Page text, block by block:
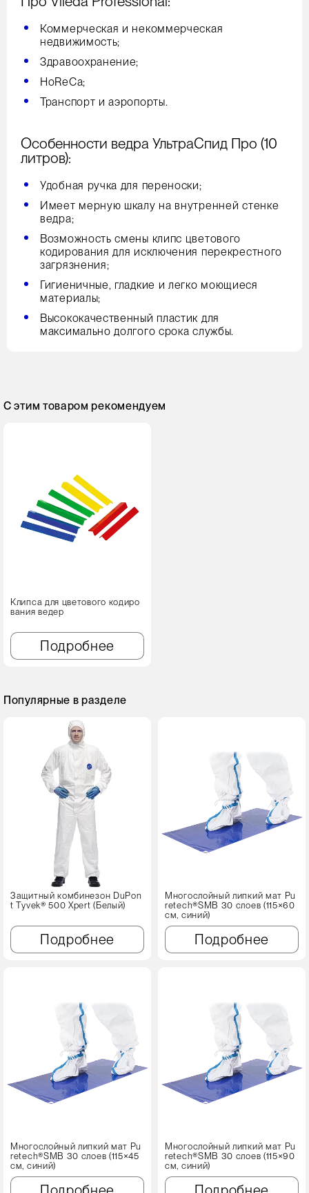
Коммерческая и некоммерческая
недвижимость;
Здравоохранение;
HoReCa;
Транспорт и аэропорты.
Особенности ведра УльтраСпид Про (10
литров):
Удобная ручка для переноски;
Имеет мерную шкалу на внутренней стенке
ведра;
Возможность смены клипс цветового
кодирования для исключения перекрестного
загрязнения;
Гигиеничные, гладкие и легко моющиеся
материалы;
Высококачественный пластик для
максимально долгого срока службы.
С этим товаром рекомендуем
Клипса для цветового кодиро
вания ведер
Подробнее
Популярные в разделе
Защитный комбинезон DuPon
t Tyvek® 500 Xpert (Белый)
Подробнее
Многослойный липкий мат Pu
retech®SMB 30 слоев (115×60
см, синий)
Подробнее
Многослойный липкий мат Pu
retech®SMB 30 слоев (115×45
см, синий)
Многослойный липкий мат Pu
retech®SMB 30 слоев (115×90
см, синий)